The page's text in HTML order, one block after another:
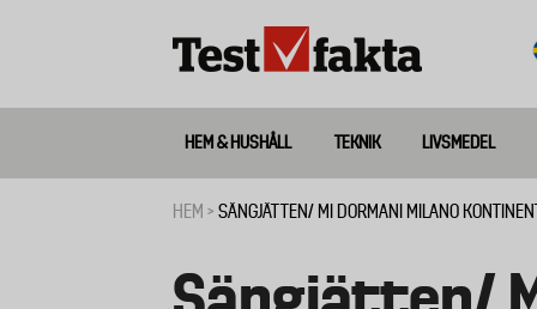
Huvudmeny
ny
HEM & HUSHÅLL TEKNIK LIVSMEDEL
HEM SÄNGJÄTTEN/ MI DORMANI MILANO